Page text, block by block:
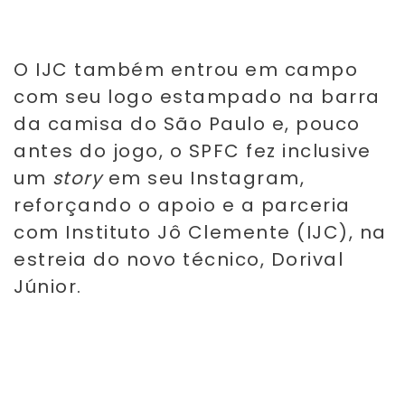
O IJC também entrou em campo
com seu logo estampado na barra
da camisa do São Paulo e, pouco
antes do jogo, o SPFC fez inclusive
um storyem seu Instagram,
reforçando o apoio e a parceria
com Instituto Jô Clemente (IJC), na
estreia do novo técnico, Dorival
Júnior.